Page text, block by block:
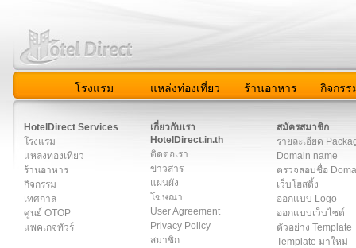
โรงแรม แหล่งท่องเที่ยว ร้านอาหาร กิจกรร
HotelDirect Services
โรงแรม
แหล่งท่องเที่ยว
ร้านอาหาร
กิจกรรม
เทศกาล
ศูนย์ OTOP
แพคเกจทัวร์
เกี่ยวกับเรา
HotelDirect.in.th
ติดต่อเรา
ข่าวสาร
แผนผัง
โฆษณา
User Agreement
Privacy Policy
สมาชิก
สมัครสมาชิก
รายละเอียด
Domain name
ตรวจสอบชื่อ
เว็บโฮสติ้ง
ออกแบบ Logo
ออกแบบเว็บไซต์
ตัวอย่าง Template
Template มาใหม่